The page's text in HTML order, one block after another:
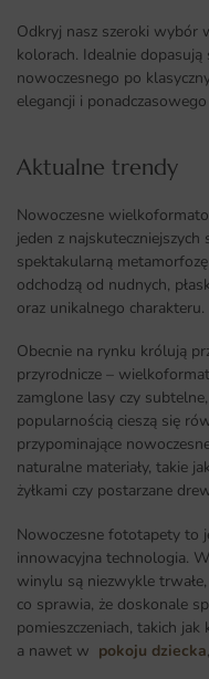
Odkryj nasz szeroki wybór
kolorach. Idealnie
nowoczesnego po
elegancji i
Aktualne trendy​
Nowoczesne
jeden z
spektakularną
odchodzą od nudnych,
oraz unikalnego charakteru.
Obecnie na rynku królują
przyrodnicze –
zamglone lasy czy
popularnością cieszą się
przypominające
naturalne materiały, takie
żyłkami czy postarzane
Nowoczesne fototapety to
innowacyjna technologia.
winylu są niezwykle
co sprawia, że doskonale
pomieszczeniach, takich jak
a nawet w pokoju dziecka,